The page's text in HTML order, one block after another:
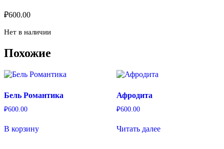
₽600.00
Нет в наличии
Похожие
Бель Романтика
₽600.00
В корзину
Афродита
₽600.00
Читать далее